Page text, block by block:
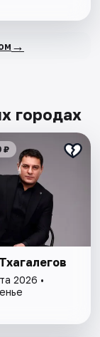
→
городах
₽
2026 •